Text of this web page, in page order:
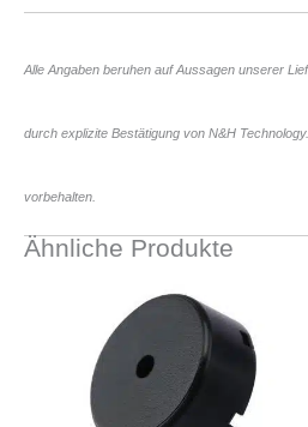
Alle Angaben beruhen auf Aussagen unserer
durch explizite Bestätigung von N&H
vorbehalten.
Ähnliche Produkte